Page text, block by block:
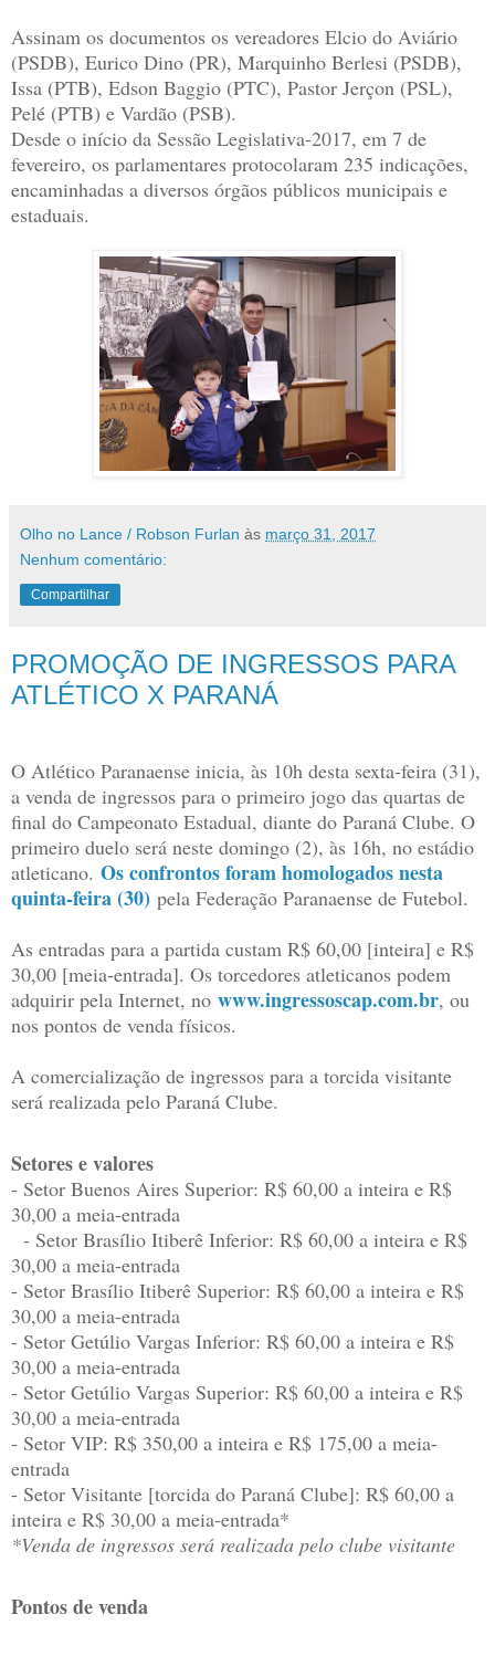
Assinam os documentos os vereadores Elcio do Aviário
(PSDB), Eurico Dino (PR), Marquinho Berlesi (PSDB),
Issa (PTB), Edson Baggio (PTC), Pastor Jerçon (PSL),
Pelé (PTB) e Vardão (PSB).
Desde o início da Sessão Legislativa-2017, em 7 de
fevereiro, os parlamentares protocolaram 235 indicações,
encaminhadas a diversos órgãos públicos municipais e
estaduais.
Olho no Lance / Robson Furlan às março 31, 2017
Nenhum comentário:
Compartilhar
PROMOÇÃO DE INGRESSOS PARA
ATLÉTICO X PARANÁ
O Atlético Paranaense inicia, às 10h desta sexta-feira (31),
a venda de ingressos para o primeiro jogo das quartas de
final do Campeonato Estadual, diante do Paraná Clube. O
primeiro duelo será neste domingo (2), às 16h, no estádio
atleticano. Os confrontos foram homologados nesta
quinta-feira (30) pela Federação Paranaense de Futebol.
As entradas para a partida custam R$ 60,00 [inteira] e R$
30,00 [meia-entrada]. Os torcedores atleticanos podem
adquirir pela Internet, no www.ingressoscap.com.br, ou
nos pontos de venda físicos.
A comercialização de ingressos para a torcida visitante
será realizada pelo Paraná Clube.
Setores e valores
- Setor Buenos Aires Superior: R$ 60,00 a inteira e R$
30,00 a meia-entrada
- Setor Brasílio Itiberê Inferior: R$ 60,00 a inteira e R$
30,00 a meia-entrada
- Setor Brasílio Itiberê Superior: R$ 60,00 a inteira e R$
30,00 a meia-entrada
- Setor Getúlio Vargas Inferior: R$ 60,00 a inteira e R$
30,00 a meia-entrada
- Setor Getúlio Vargas Superior: R$ 60,00 a inteira e R$
30,00 a meia-entrada
- Setor VIP: R$ 350,00 a inteira e R$ 175,00 a meia-
entrada
- Setor Visitante [torcida do Paraná Clube]: R$ 60,00 a
inteira e R$ 30,00 a meia-entrada*
*Venda de ingressos será realizada pelo clube visitante
Pontos de venda